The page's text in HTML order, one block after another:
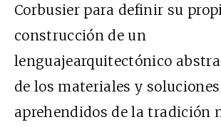
Corbusier para definir su
construcción de un
lenguajearquitectónico
de los materiales y soluciones
aprehendidos de la tradición